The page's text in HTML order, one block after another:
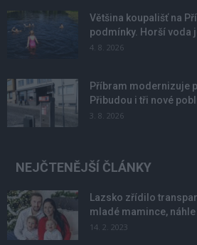
Většina koupališť na
podmínky. Horší voda
4. 8. 2026
Příbram modernizuje
Přibudou i tři nové
3. 8. 2026
NEJČTENĚJŠÍ ČLÁNKY
Lazsko zřídilo
mladé mamince,
14. 2. 2023